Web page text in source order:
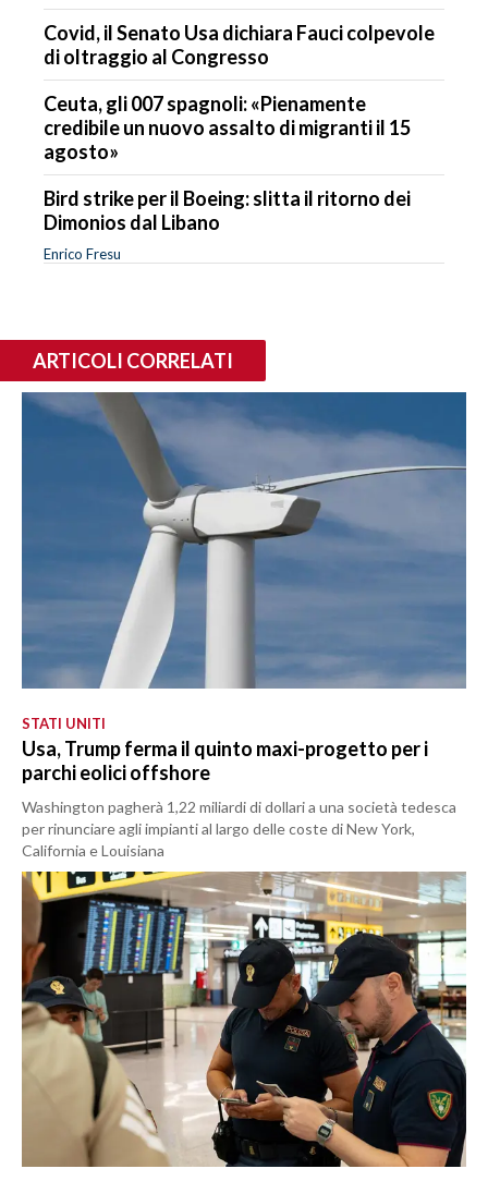
Covid, il Senato Usa dichiara Fauci colpevole
di oltraggio al Congresso
Ceuta, gli 007 spagnoli: «Pienamente
credibile un nuovo assalto di migranti il 15
agosto»
Bird strike per il Boeing: slitta il ritorno dei
Dimonios dal Libano
Enrico Fresu
ARTICOLI CORRELATI
STATI UNITI
Usa, Trump ferma il quinto maxi-progetto per i
parchi eolici offshore
Washington pagherà 1,22 miliardi di dollari a una società tedesca
per rinunciare agli impianti al largo delle coste di New York,
California e Louisiana